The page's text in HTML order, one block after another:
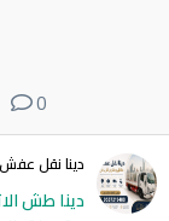
0
دينا نقل عفش
دينا طش